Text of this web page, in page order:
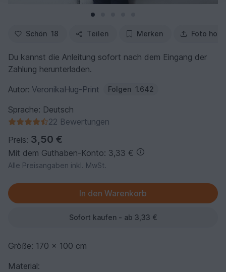
Schön 18 Teilen Merken Foto
Du kannst die Anleitung sofort nach dem Eingang der
Zahlung herunterladen.
Autor: VeronikaHug-Print Folgen 1.642
Sprache: Deutsch
22 Bewertungen
Preis: 3,50 €
Mit dem Guthaben-Konto: 3,33 €
Alle Preisangaben inkl. MwSt.
Sofort kaufen - ab 3,33 €
Größe: 170 x 100 cm
Material: